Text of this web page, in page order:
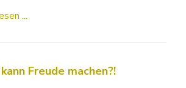
...
Freude machen?!